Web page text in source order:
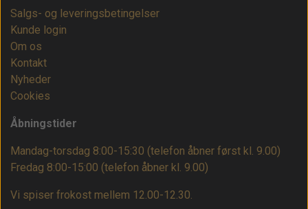
Salgs- og leveringsbetingelser
Kunde login
Om os
Kontakt
Nyheder
Cookies
Åbningstider
Mandag-torsdag 8:00-15:30 (telefon åbner først kl. 9.00)
Fredag 8:00-15:00 (telefon åbner kl. 9.00)
Vi spiser frokost mellem 12.00-12.30.